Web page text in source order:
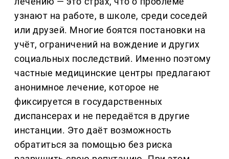
узнают на работе, в школе, среди соседей
или друзей. Многие боятся постановки на
учёт, ограничений на вождение и других
социальных последствий. Именно поэтому
частные медицинские центры предлагают
анонимное лечение, которое не
фиксируется в государственных
диспансерах и не передаётся в другие
инстанции. Это даёт возможность
обратиться за помощью без риска